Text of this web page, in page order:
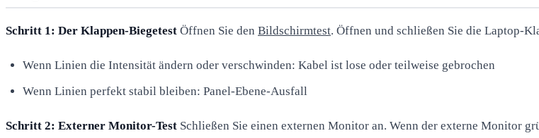
Schritt 1: Der Klappen-Biegetest Öffnen Sie den Bildschirmtest. Öffnen und schließen Sie die Laptop-
Wenn Linien die Intensität ändern oder verschwinden: Kabel ist lose oder teilweise gebrochen
Wenn Linien perfekt stabil bleiben: Panel-Ebene-Ausfall
Schritt 2: Externer Monitor-Test Schließen Sie einen externen Monitor an. Wenn der externe Monitor